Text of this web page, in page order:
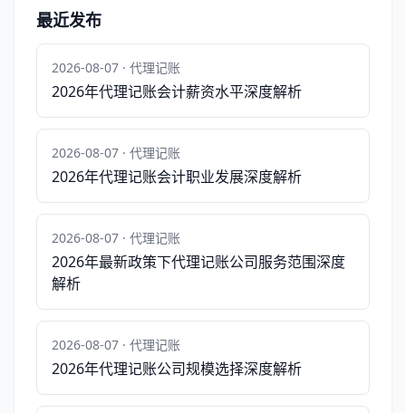
最近发布
2026-08-07 · 代理记账
2026年代理记账会计薪资水平深度解析
2026-08-07 · 代理记账
2026年代理记账会计职业发展深度解析
2026-08-07 · 代理记账
2026年最新政策下代理记账公司服务范围深度
解析
2026-08-07 · 代理记账
2026年代理记账公司规模选择深度解析